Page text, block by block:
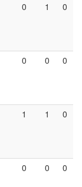
0 1 0
0 0 0
1 1 0
0 0 0